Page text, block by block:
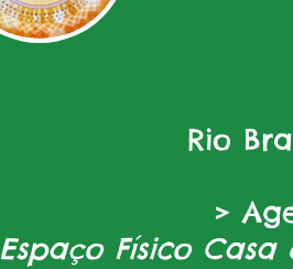
Rio
>
Espaço Físico Casa